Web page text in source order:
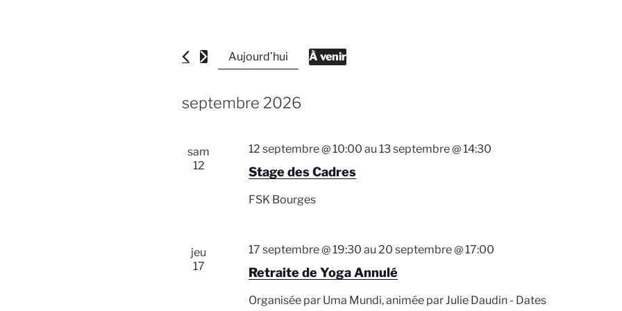
Évènements
Aujourd’hui
À venir
t
i
n
z
u
e
septembre 2026
sam
12
Stage des Cadres
12 septembre @ 10:00 au13 septembre @ 14:30
FSK Bourges
jeu
17
Retraite de Yoga Annulé
17 septembre @ 19:30 au20 septembre @ 17:00
Organisée par Uma Mundi, animée par Julie Daudin - Dates